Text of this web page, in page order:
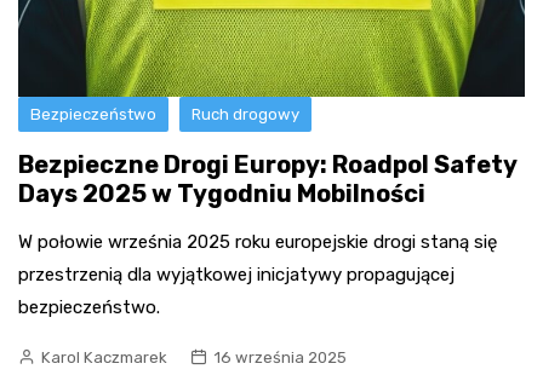
Bezpieczeństwo Ruch drogowy
Bezpieczne Drogi Europy: Roadpol Safety
Days 2025 w Tygodniu Mobilności
W połowie września 2025 roku europejskie drogi staną się
przestrzenią dla wyjątkowej inicjatywy propagującej
bezpieczeństwo.
Karol Kaczmarek 16 września 2025